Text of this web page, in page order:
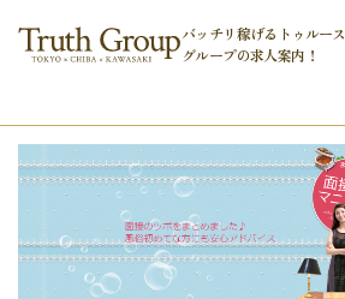
バッチリ稼げるトゥルース
グループの求人案内！